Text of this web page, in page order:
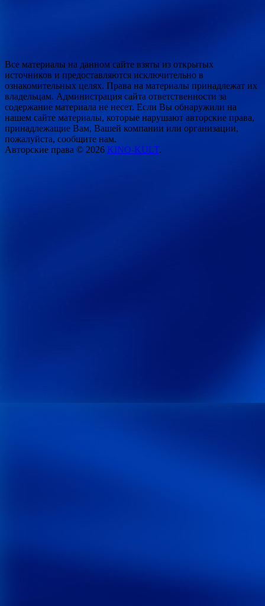
Все материалы на данном сайте взяты из открытых
источников и предоставляются исключительно в
ознакомительных целях. Права на материалы принадлежат их
владельцам. Администрация сайта ответственности за
содержание материала не несет. Если Вы обнаружили на
нашем сайте материалы, которые нарушают авторские права,
принадлежащие Вам, Вашей компании или организации,
пожалуйста, сообщите нам.
Авторские права © 2026 KINO-KULT.